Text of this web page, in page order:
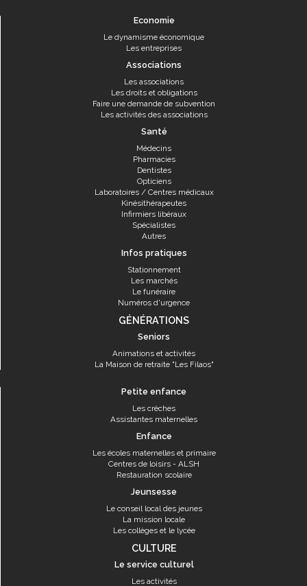
Economie
Le dynamisme économique
Les entreprises
Associations
Les associations
Les droits et obligations
Faire une demande de subvention
Les activités des associations
Santé
Médecins
Pharmacies
Dentistes
Opticiens
Laboratoires / Centres médicaux
Kinésithérapeutes
Infirmiers libéraux
Spécialistes
Autres
Infos pratiques
Stationnement
Les marchés
Le funéraire
Numéros d'urgence
GÉNÉRATIONS
Seniors
Animations et activités
La Maison de retraite "Les Filaos"
Petite enfance
Les crèches
Assistantes maternelles
Enfance
Les écoles maternelles et primaire
Centres de loisirs - ALSH
Restauration scolaire
Jeunsesse
Le conseil local des jeunes
La mission locale
Les collèges et le lycée
CULTURE
Le service culturel
Les activités